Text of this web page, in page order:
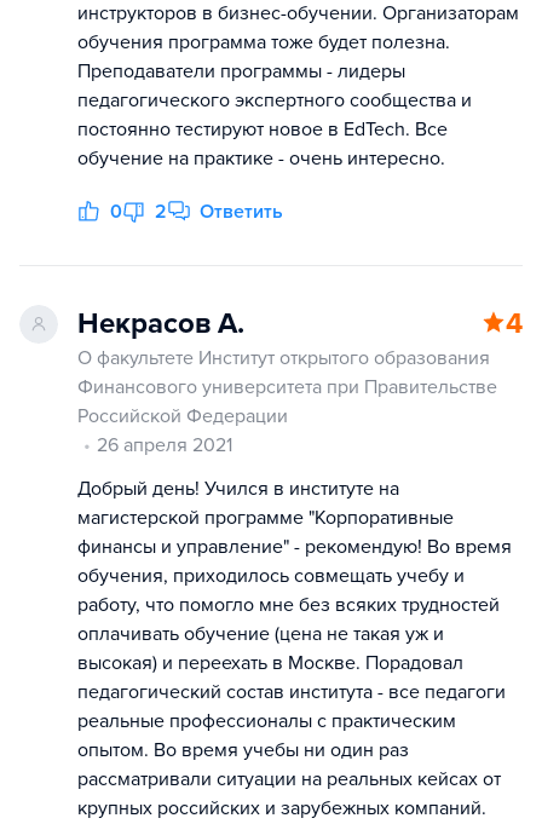
инструкторов в бизнес-обучении. Организаторам
обучения программа тоже будет полезна.
Преподаватели программы - лидеры
педагогического экспертного сообщества и
постоянно тестируют новое в EdTech. Все
обучение на практике - очень интересно.
0 2 Ответить
Некрасов А. 4
О факультете Институт открытого образования
Финансового университета при Правительстве
Российской Федерации
26 апреля 2021
Добрый день! Учился в институте на
магистерской программе "Корпоративные
финансы и управление" - рекомендую! Во время
обучения, приходилось совмещать учебу и
работу, что помогло мне без всяких трудностей
оплачивать обучение (цена не такая уж и
высокая) и переехать в Москве. Порадовал
педагогический состав института - все педагоги
реальные профессионалы с практическим
опытом. Во время учебы ни один раз
рассматривали ситуации на реальных кейсах от
крупных российских и зарубежных компаний.